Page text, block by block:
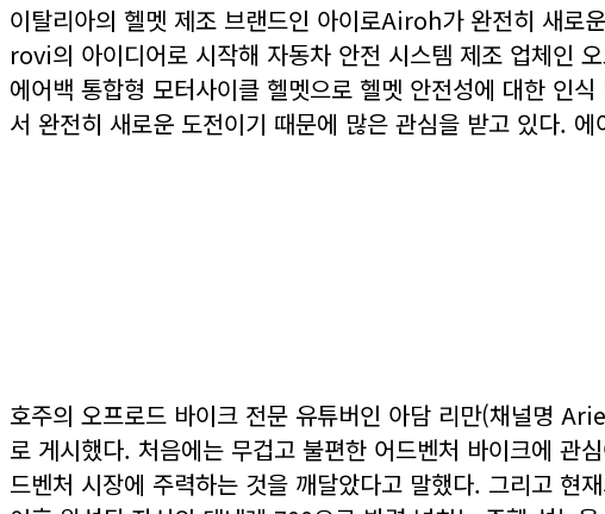
이탈리아의 헬멧 제조 브랜드인 아이로Airoh가 완전히 새
rovi의 아이디어로 시작해 자동차 안전 시스템 제조 업체인
에어백 통합형 모터사이클 헬멧으로 헬멧 안전성에 대한 인
서 완전히 새로운 도전이기 때문에 많은 관심을 받고 있다.
호주의 오프로드 바이크 전문 유튜버인 아담 리만(채널명
로 게시했다. 처음에는 무겁고 불편한 어드벤처 바이크에 관
드벤처 시장에 주력하는 것을 깨달았다고 말했다. 그리고 현